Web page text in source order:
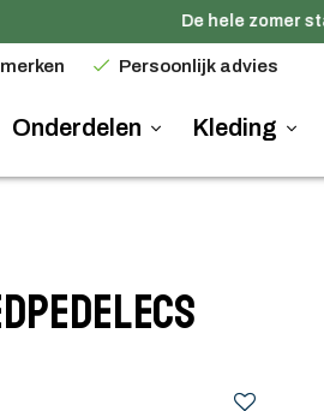
De hele zomer
Persoonlijk advies
Onderdelen Kleding